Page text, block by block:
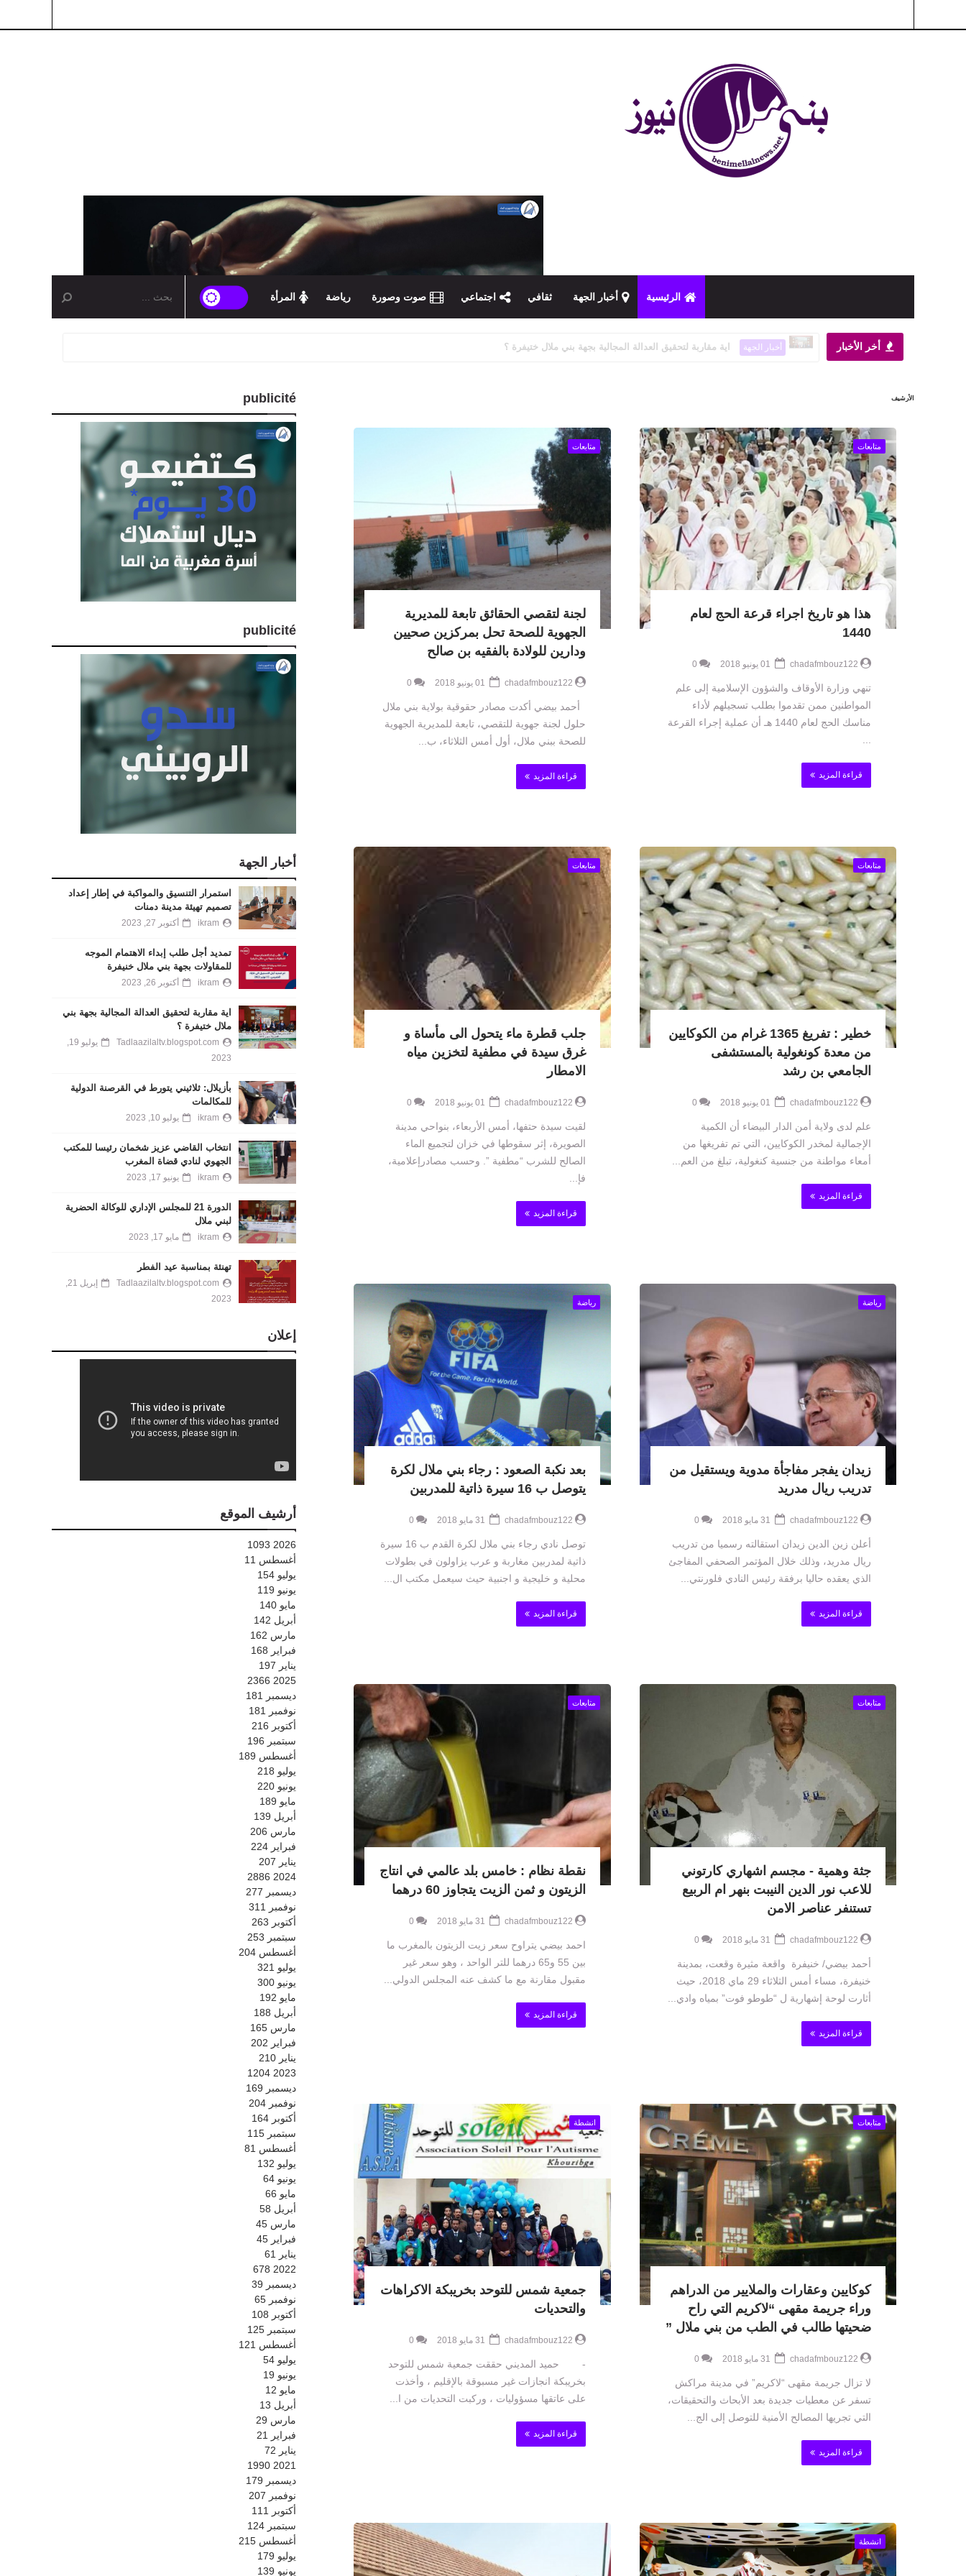
الرئيسية أخبار الجهة ثقافي اجتماعي صوت وصورة رياضة المرأة
أخر الأخبار أخبار الجهة اية مقاربة لتحقيق العدالة المجالية بجهة بني ملال ختيفرة ؟
الأرشيف
متابعات
هذا هو تاريخ اجراء قرعة الحج لعام
1440
chadafmbouz122
0
تنهي وزارة الأوقاف والشؤون الإسلامية إلى علم
المواطنين ممن تقدموا بطلب تسجيلهم لأداء
مناسك الحج لعام 1440 هـ أن عملية إجراء القرعة
...
قراءة المزيد
متابعات
لجنة لتقصي الحقائق تابعة للمديرية
الجهوية للصحة تحل بمركزين صحيين
ودارين للولادة بالفقيه بن صالح
chadafmbouz122
0
أحمد بيضي أكدت مصادر حقوقية بولاية بني ملال
حلول لجنة جهوية للتقصي، تابعة للمديرية الجهوية
للصحة ببني ملال، أول أمس الثلاثاء، ب...
قراءة المزيد
متابعات
خطير : تفريغ 1365 غرام من الكوكايين
من معدة كونغولية بالمستشفى
الجامعي بن رشد
chadafmbouz122
0
علم لدى ولاية أمن الدار البيضاء أن الكمية
الإجمالية لمخدر الكوكايين، التي تم تفريغها من
أمعاء مواطنة من جنسية كنغولية، تبلغ من العم...
قراءة المزيد
متابعات
جلب قطرة ماء يتحول الى مأساة و
غرق سيدة في مطفية لتخزين مياه
الامطار
chadafmbouz122
0
لقيت سيدة حتفها، أمس الأربعاء، بنواحي مدينة
الصويرة، إثر سقوطها في خزان لتجميع الماء
الصالح للشرب “مطفية ”. وحسب مصادرإعلامية،
فإ...
قراءة المزيد
رياضة
زيدان يفجر مفاجأة مدوية ويستقيل من
تدريب ريال مدريد
chadafmbouz122
0
أعلن زين الدين زيدان استقالته رسميا من تدريب
ريال مدريد، وذلك خلال المؤتمر الصحفي المفاجئ
الذي يعقده حاليا برفقة رئيس النادي فلورنتي...
قراءة المزيد
رياضة
بعد نكبة الصعود : رجاء بني ملال لكرة
يتوصل ب 16 سيرة ذاتية للمدربين
chadafmbouz122
0
توصل نادي رجاء بني ملال لكرة القدم ب 16 سيرة
ذاتية لمدربين مغاربة و عرب يزاولون في بطولات
محلية و خليجية و اجنبية حيث سيعمل مكتب ال...
قراءة المزيد
متابعات
جثة وهمية - مجسم اشهاري كارتوني
للاعب نور الدين النيبت بنهر ام الربيع
تستنفر عناصر الامن
chadafmbouz122
0
أحمد بيضي/ خنيفرة واقعة مثيرة وقعت، بمدينة
خنيفرة، مساء أمس الثلاثاء 29 ماي 2018، حيث
أثارت لوحة إشهارية ل “طوطو فوت” بمياه وادي...
قراءة المزيد
متابعات
نقطة نظام : خامس بلد عالمي في انتاج
الزيتون و ثمن الزيت يتجاوز 60 درهما
chadafmbouz122
0
احمد بيضي يتراوح سعر زيت الزيتون بالمغرب ما
بين 55 و65 درهما للتر الواحد ، وهو سعر غير
مقبول مقارنة مع ما كشف عنه المجلس الدولي...
قراءة المزيد
متابعات
كوكايين وعقارات والملايير من الدراهم
وراء جريمة مقهى “لاكريم التي راح
ضحيتها طالب في الطب من بني ملال ”
chadafmbouz122
0
لا تزال جريمة مقهى “لاكريم” في مدينة مراكش
تسفر عن معطيات جديدة بعد الأبحاث والتحقيقات،
التي تجريها المصالح الأمنية للتوصل إلى الج...
قراءة المزيد
انشطة
جمعية شمس للتوحد بخريبكة الاكراهات
والتحديات
chadafmbouz122
0
- حميد المديني حققت جمعية شمس للتوحد
بخريبكة انجازات غير مسبوقة بالإقليم ، وأخذت
على عاتقها مسؤوليات ، وركبت التحديات من ا...
قراءة المزيد
انشطة
publicité
publicité
أخبار الجهة
استمرار التنسيق والمواكبة في إطار إعداد
تصميم تهيئة مدينة دمنات
ikram أكتوبر 27, 2023
تمديد أجل طلب إبداء الاهتمام الموجه
للمقاولات بجهة بني ملال خنيفرة
ikram أكتوبر 26, 2023
اية مقاربة لتحقيق العدالة المجالية بجهة بني
ملال ختيفرة ؟
Tadlaazilaltv.blogspot.com
يوليو 19,
2023
بأزيلال: ثلاثيني يتورط في القرصنة الدولية
للمكالمات
ikram يوليو 10, 2023
انتخاب القاضي عزيز شخمان رئيسا للمكتب
الجهوي لنادي قضاة المغرب
ikram يونيو 17, 2023
الدورة 21 للمجلس الإداري للوكالة الحضرية
لبني ملال
ikram مايو 17, 2023
تهنئة بمناسبة عيد الفطر
Tadlaazilaltv.blogspot.com
إبريل 21,
2023
إعلان
أرشيف الموقع
2026
1093
أغسطس 11
يوليو 154
يونيو 119
مايو 140
أبريل 142
مارس 162
فبراير 168
يناير 197
2025
2366
ديسمبر
181
نوفمبر
181
أكتوبر 216
سبتمبر 196
أغسطس 189
يوليو 218
يونيو 220
مايو 189
أبريل 139
مارس 206
فبراير 224
يناير 207
2024
2886
ديسمبر 277
نوفمبر
311
أكتوبر 263
سبتمبر 253
أغسطس 204
يوليو 321
يونيو 300
مايو 192
أبريل 188
مارس 165
فبراير 202
يناير 210
2023
1204
ديسمبر 169
نوفمبر 204
أكتوبر 164
سبتمبر 115
أغسطس 81
يوليو 132
يونيو 64
مايو 66
أبريل 58
مارس 45
فبراير 45
يناير
61
2022
678
ديسمبر 39
نوفمبر 65
أكتوبر 108
سبتمبر 125
أغسطس 121
يوليو 54
يونيو 19
مايو 12
أبريل 13
مارس 29
فبراير
21
يناير 72
2021
1990
ديسمبر 179
نوفمبر 207
أكتوبر
111
سبتمبر 124
أغسطس 215
يوليو 179
يونيو 139